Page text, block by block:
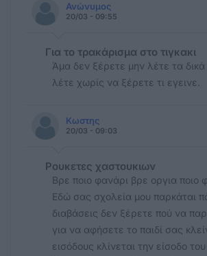
Ανώνυμος
20/03 - 09:55
Για το τρακάρισμα στο τιγκακι
Άμα δεν ξέρετε μην λέτε τα δικά
λέτε χωρίς να ξέρετε τι εγεινε.
Κωστης
20/03 - 09:03
Ρουκετες χαστουκιων
Βρε ποιο φανάρι βρε οργια ποιο
Εδώ σας σχολεία μου παρκάται
διαβάσεις δεν ξέρετε πού να
για να αφήσετε το παιδί σας
εισόδους κλίνεται την είσοδο